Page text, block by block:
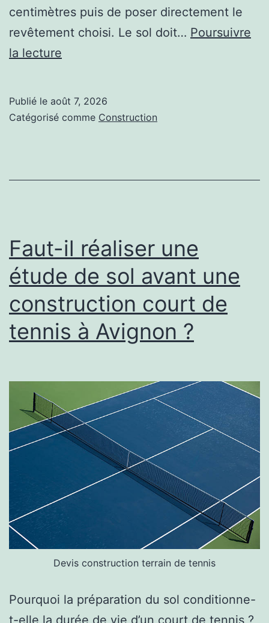
centimètres puis de poser directement le
revêtement choisi. Le sol doit… Poursuivre
la lecture
les
tassements
court
de
tennis
à
Avignon
?
Publié le août 7, 2026
Catégorisé comme Construction
Faut-il réaliser une
étude de sol avant une
construction court de
tennis à Avignon ?
Devis construction terrain de tennis
Pourquoi la préparation du sol conditionne-
t-elle la durée de vie d’un court de tennis ?